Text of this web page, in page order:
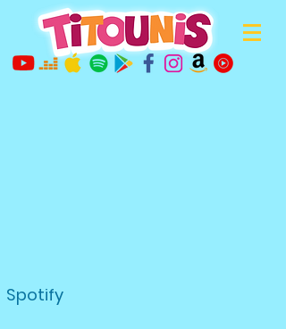
Spotify